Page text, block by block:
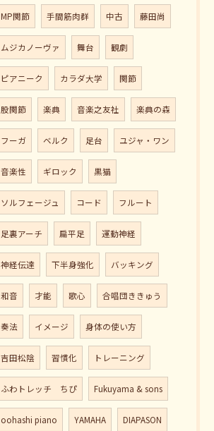
MP関節 手間筋肉群 中古 藤田尚
ムジカノーヴァ 舞台 観劇
ピアニーク カラダ大学 関節
股関節 楽典 音楽之友社 楽典の森
フーガ ベルク 足台 ユジャ・ワン
音楽性 ギロック 黒猫
ソルフェージュ コード フルート
足裏アーチ 扁平足 運動神経
神経伝達 下半身強化 バッキング
和音 才能 歌心 合唱団ききゅう
奏法 イメージ 身体の使い方
吉田松陰 習慣化 トレーニング
ふわトレッチ ちぴ Fukuyama & sons
oohashi piano YAMAHA DIAPASON